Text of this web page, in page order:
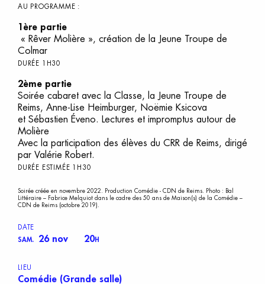
AU PROGRAMME :
1ère partie
« Rêver Molière », création de la Jeune Troupe de
Colmar
DURÉE 1H30
2ème partie
Soirée cabaret avec la Classe, la Jeune Troupe de
Reims, Anne-Lise Heimburger, Noëmie Ksicova
et Sébastien Éveno. Lectures et impromptus autour de
Molière
Avec la participation des élèves du CRR de Reims, dirigé
par Valérie Robert.
DURÉE ESTIMÉE 1H30
Soirée créée en novembre 2022. Production Comédie - CDN de Reims. Photo : Bal
Littéraire – Fabrice Melquiot dans le cadre des 50 ans de Maison(s) de la Comédie –
CDN de Reims (octobre 2019).
DATE
SAM.
26 nov 20H
LIEU
Comédie (Grande salle)